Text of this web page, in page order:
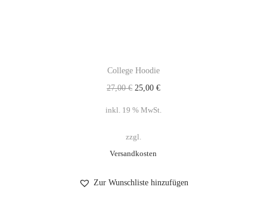
College Hoodie
27,00€ 25,00 €
inkl. 19 % MwSt.
zzgl.
Versandkosten
Zur Wunschliste hinzufügen